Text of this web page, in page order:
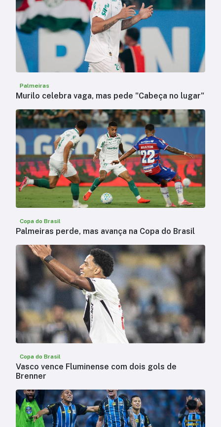
Palmeiras
Murilo celebra vaga, mas pede "Cabeça no lugar"
Copa do Brasil
Palmeiras perde, mas avança na Copa do Brasil
Copa do Brasil
Vasco vence Fluminense com dois gols de
Brenner